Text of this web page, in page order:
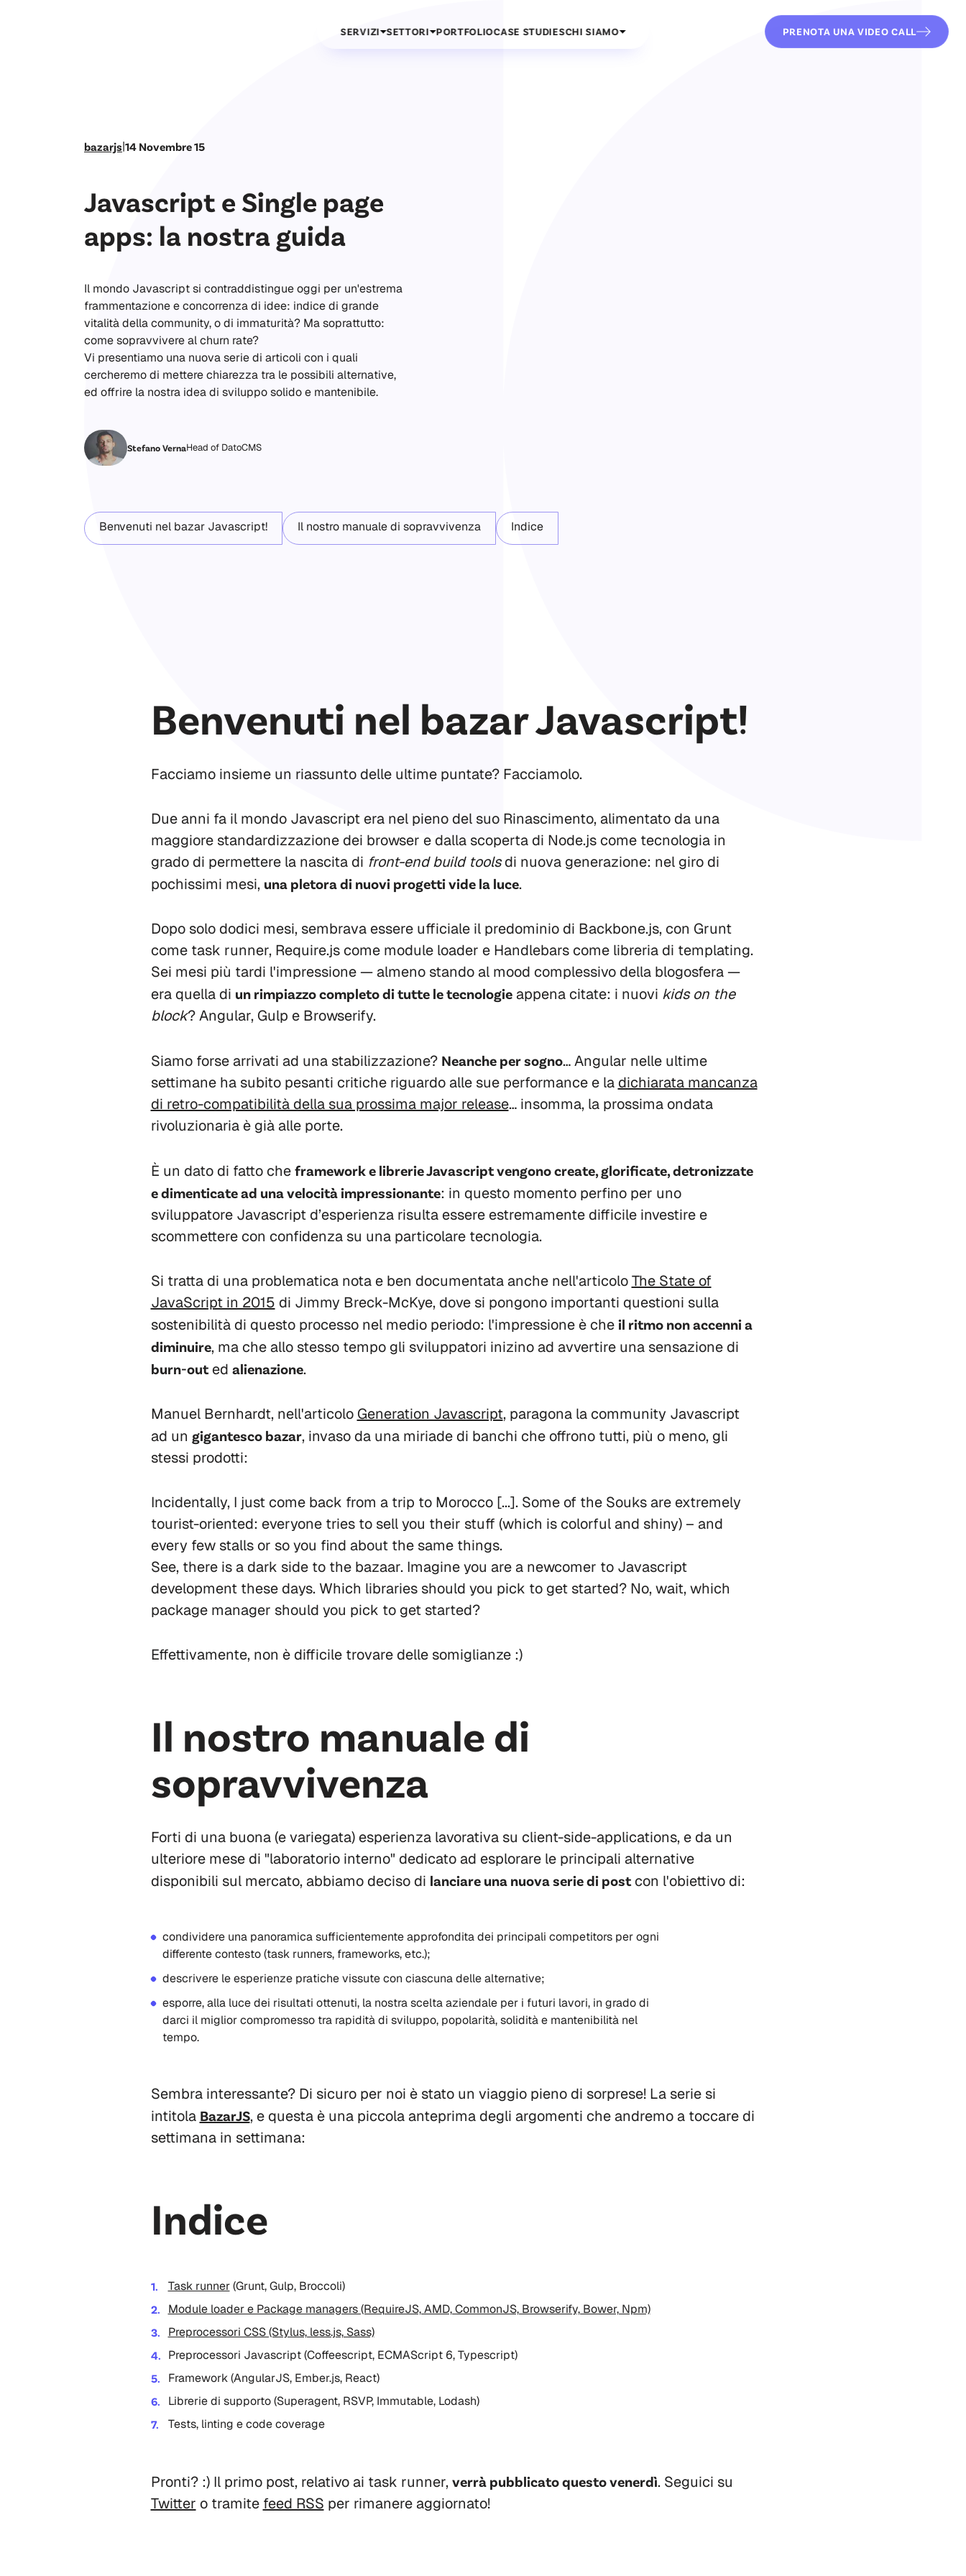
SERVIZI SETTORI PORTFOLIOCASE STUDIESCHI SIAMO PRENOTA UNA VIDEO CALL
bazarjs|14 Novembre 15
Javascript e Single page
apps: la nostra guida
Il mondo Javascript si contraddistingue oggi per un'estrema
frammentazione e concorrenza di idee: indice di grande
vitalità della community, o di immaturità? Ma soprattutto:
come sopravvivere al churn rate?
Vi presentiamo una nuova serie di articoli con i quali
cercheremo di mettere chiarezza tra le possibili alternative,
ed offrire la nostra idea di sviluppo solido e mantenibile.
Stefano VernaHead of DatoCMS
Benvenuti nel bazar Javascript! Il nostro manuale di sopravvivenza Indice
Benvenuti nel bazar Javascript!
Facciamo insieme un riassunto delle ultime puntate? Facciamolo.
Due anni fa il mondo Javascript era nel pieno del suo Rinascimento, alimentato da una
maggiore standardizzazione dei browser e dalla scoperta di Node.js come tecnologia in
grado di permettere la nascita di front-end build toolsdi nuova generazione: nel giro di
pochissimi mesi, una pletora di nuovi progetti vide la luce.
Dopo solo dodici mesi, sembrava essere ufficiale il predominio di Backbone.js, con Grunt
come task runner, Require.js come module loader e Handlebars come libreria di templating.
Sei mesi più tardi l'impressione — almeno stando al mood complessivo della blogosfera —
era quella di un rimpiazzo completo di tutte le tecnologieappena citate: i nuovi kids on the
block? Angular, Gulp e Browserify.
Siamo forse arrivati ad una stabilizzazione? Neanche per sogno… Angular nelle ultime
settimane ha subito pesanti critiche riguardo alle sue performance e la dichiarata mancanza
di retro-compatibilità della sua prossima major release… insomma, la prossima ondata
rivoluzionaria è già alle porte.
È un dato di fatto che framework e librerie Javascript vengono create, glorificate, detronizzate
e dimenticate ad una velocità impressionante: in questo momento perfino per uno
sviluppatore Javascript d’esperienza risulta essere estremamente difficile investire e
scommettere con confidenza su una particolare tecnologia.
Si tratta di una problematica nota e ben documentata anche nell'articoloThe State of
JavaScript in 2015 di Jimmy Breck-McKye, dove si pongono importanti questioni sulla
sostenibilità di questo processo nel medio periodo: l'impressione è che il ritmo non accenni a
diminuire, ma che allo stesso tempo gli sviluppatori inizino ad avvertire una sensazione di
burn-outed alienazione.
Manuel Bernhardt, nell'articolo Generation Javascript, paragona la community Javascript
ad un gigantesco bazar, invaso da una miriade di banchi che offrono tutti, più o meno, gli
stessi prodotti:
Incidentally, I just come back from a trip to Morocco [...]. Some of the Souks are extremely
tourist-oriented: everyone tries to sell you their stuff (which is colorful and shiny) – and
every few stalls or so you find about the same things.
See, there is a dark side to the bazaar. Imagine you are a newcomer to Javascript
development these days. Which libraries should you pick to get started? No, wait, which
package manager should you pick to get started?
Effettivamente, non è difficile trovare delle somiglianze :)
Il nostro manuale di
sopravvivenza
Forti di una buona (e variegata) esperienza lavorativa su client-side-applications, e da un
ulteriore mese di "laboratorio interno" dedicato ad esplorare le principali alternative
disponibili sul mercato, abbiamo deciso di lanciare una nuova serie di postcon l'obiettivo di:
condividere una panoramica sufficientemente approfondita dei principali competitors per ogni
differente contesto (task runners, frameworks, etc.);
descrivere le esperienze pratiche vissute con ciascuna delle alternative;
esporre, alla luce dei risultati ottenuti, la nostra scelta aziendale per i futuri lavori, in grado di
darci il miglior compromesso tra rapidità di sviluppo, popolarità, solidità e mantenibilità nel
tempo.
Sembra interessante? Di sicuro per noi è stato un viaggio pieno di sorprese! La serie si
intitola BazarJS, e questa è una piccola anteprima degli argomenti che andremo a toccare di
settimana in settimana:
Indice
Task runner(Grunt, Gulp, Broccoli)
Module loader e Package managers (RequireJS, AMD, CommonJS, Browserify, Bower, Npm)
Preprocessori CSS (Stylus, less.js, Sass)
Preprocessori Javascript (Coffeescript, ECMAScript 6, Typescript)
Framework (AngularJS, Ember.js, React)
Librerie di supporto (Superagent, RSVP, Immutable, Lodash)
Tests, linting e code coverage
Pronti? :) Il primo post, relativo ai task runner, verrà pubblicato questo venerdì. Seguici su
Twitter o tramite feed RSS per rimanere aggiornato!